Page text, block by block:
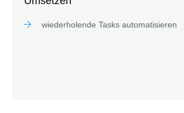
wiederholende Tasks automatisieren